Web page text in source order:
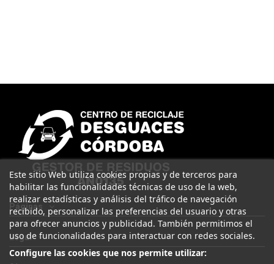
Páginas
Legal
Este sitio Web utiliza cookies propias y de terceros para
habilitar las funcionalidades técnicas de uso de la web,
realizar estadísticas y análisis del tráfico de navegación
recibido, personalizar las preferencias del usuario y otras
para ofrecer anuncios y publicidad. También permitimos el
uso de funcionalidades para interactuar con redes sociales.
Configure las cookies que nos permite utilizar: